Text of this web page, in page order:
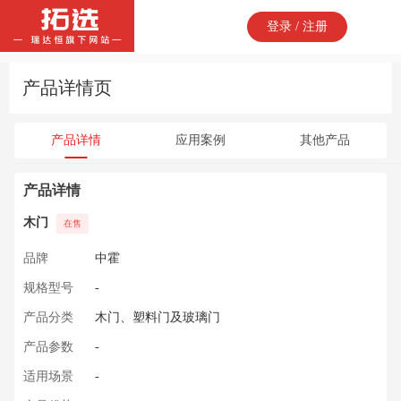
登录 / 注册
产品详情页
产品详情 应用案例 其他产品
产品详情
木门 在售
品牌 中霍
规格型号 -
产品分类 木门、塑料门及玻璃门
产品参数 -
适用场景 -